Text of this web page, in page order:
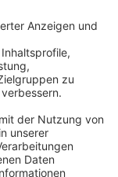
das viele
feiert.
in meinem
mit dem
Ich kann
hören
anhören.